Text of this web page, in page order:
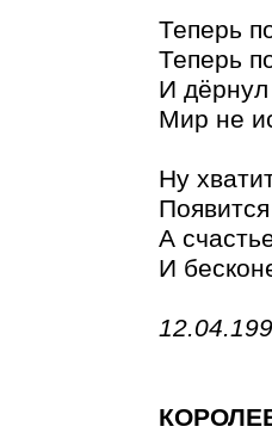
Теперь
Теперь
И дёрнул
Мир не
Ну
А
И